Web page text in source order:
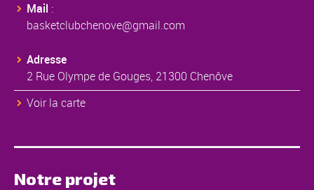
Mail :
basketclubchenove@gmail.com
Adresse
2 Rue Olympe de Gouges, 21300 Chenôve
Voir la carte
Notre projet